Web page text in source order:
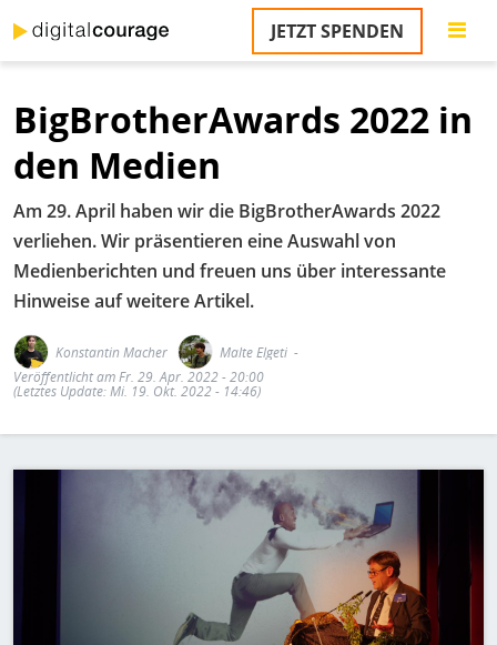
zum
Inhalt
JETZT SPENDEN
BigBrotherAwards 2022 in
den Medien
Am 29. April haben wir die BigBrotherAwards 2022
verliehen. Wir präsentieren eine Auswahl von
Medienberichten und freuen uns über interessante
Hinweise auf weitere Artikel.
Konstantin Macher
Malte Elgeti
Veröffentlicht am Fr. 29. Apr. 2022 - 20:00
(Letztes Update: Mi. 19. Okt. 2022 - 14:46)
Bild